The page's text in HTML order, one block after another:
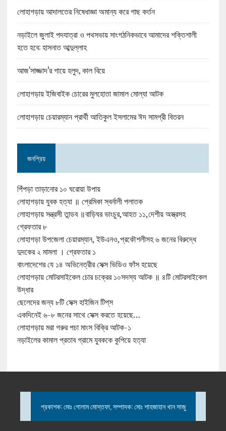
লোহাগড়ায় আদালতের নিষেধাজ্ঞা অমান্য করে গাছ কর্তন
নড়াইলে জুলাই পদযাত্রা ও পথসভায় সাংগঠনিকভাবে আমাদের শক্তিশালী
হতে হবে: হাসনাত আব্দুল্লাহ
আজ‘সাজ্জাদ’র গায়ে হলুদ, কাল বিয়ে
লোহাগড়ায় ইজিবাইক চোরের মুলহোতা জামাল মোল্যা আটক
লোহাগড়ায় চেয়ারম্যান প্রার্থী আতিকুল ইসলামের ঈদ সামগ্রী বিতরন
জনপ্রিয়
পিঁপড়া তাড়ানোর ১০ ঘরোয়া উপায়
লোহাগড়ায় যুবক হত্যা ॥ প্রেমিকা স্বর্নালী পলাতক
লোহাগড়ায় সন্ত্রসী তান্ডব ॥বাড়িঘর ভাংচুর,আহত ১১,দেশীয় অস্ত্রসহ
গ্রেফতার ৮
লোহাগড়া উপজেলা চেয়ারম্যান, ইউএনও,প্রকৌশলীসহ ৬ জনের বিরুদ্ধে
দুদকের ২ মামলা । গ্রেফতার ১
বাংলাদেশের যে ১৪ অভিনেত্রীর সেক্স ভিডিও ফাঁস হয়েছে
লোহাগড়ায় মোটরসাইকেল চোর চক্রের ১০সদস্য আটক ॥ ৪টি মোটরসাইকেল
উদ্ধার
ছেলেদের জন্য ৮টি সেক্স হাইজিন টিপ্‌স
একদিনেই ৬-৮ জনের সাথে সেক্স করতে হয়েছে…
লোহাগড়ায় মরা গরুর পচা মাংস বিক্রি আটক-১
নড়াইলের কামাল প্রতাব গ্রামে যুবককে কুপিয়ে হত্যা
প্রকাশক: মোঃ গোলাম মোস্তফা, সম্পাদক: মোঃ শাহজাহান খান সাজু